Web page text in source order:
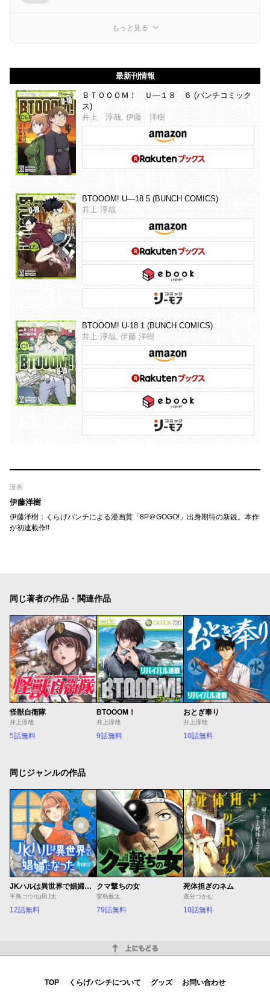
もっと見る
最新刊情報
ＢＴＯＯＯＭ！ Ｕ―１８ ６ (バンチコミック
ス)
井上 淳哉, 伊藤 洋樹
BTOOOM! U―18 5 (BUNCH COMICS)
井上 淳哉
BTOOOM! U-18 1 (BUNCH COMICS)
井上 淳哉, 伊藤 洋樹
漫画
伊藤洋樹
伊藤洋樹：くらげバンチによる漫画賞「8P＠GOGO!」出身期待の新鋭。本作
が初連載作!!
同じ著者の作品・関連作品
怪獣自衛隊
井上淳哉
5話無料
BTOOOM！
井上淳哉
9話無料
おとぎ奉り
井上淳哉
10話無料
同じジャンルの作品
JKハルは異世界で娼婦になった Winter
平鳥コウ/山田J太
12話無料
クマ撃ちの女
安島薮太
79話無料
死体担ぎのネム
選分つかむ
10話無料
TOP くらげバンチについて グッズ お問い合わせ